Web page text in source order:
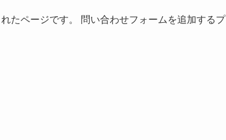
たページです。 問い合わせフォームを追加するプ